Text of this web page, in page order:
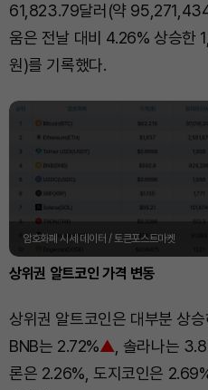
61,823.79달러(약
움은 전날 대비 4.26% 상승
원)를 기록했다.
암호화폐 시세 데이터 / 토큰포스트마켓
상위권 알트코인 가격 변동
상위권 알트코인은 대부분 상
BNB는 2.72%▲, 솔라나는
론은 2.26%, 도지코인은